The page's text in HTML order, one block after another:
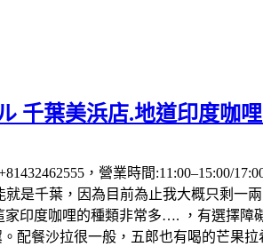
千葉美浜店.地道印度咖
，營業時間:11:00–15:00/
是千葉，因為目前為止我大概只剩一
印度咖哩的種類非常多…. ，有選擇
餐沙拉很一般，五郎也有喝的芒果